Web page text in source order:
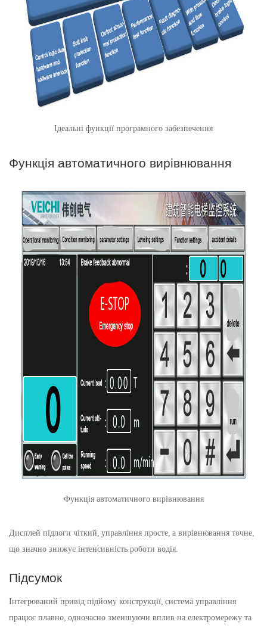
Ідеальні функції програмного забезпечення
Функція автоматичного вирівнювання
Функція автоматичного вирівнювання
Дисплей підлоги чіткий, управління просте, а вирівнювання точне,
що значно знижує інтенсивність роботи водія.
Підсумок
Інтегрований привід підйому конструкції, система управління
працює плавно, одночасно зменшуючи вплив на електромережу та